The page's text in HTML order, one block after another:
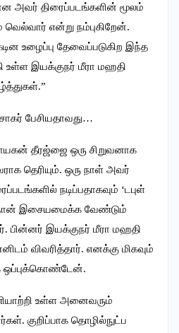
அவர் திரைப்படங்களின் மூலம்
என்று நம்புகிறேன்.
உழைப்பு தேவைப்படுகிற இந்த
உள்ள இயக்குநர் மீரா மஹதி
பேசியதாவது…
தீரஜ்ஜை ஒரு சிறுவனாக
தெரியும். ஒரு நாள் அவர்
நடிப்பதாகவும் ‘டபுள்
நான் இசையமைக்க வேண்டும்
பின்னர் இயக்குநர் மீரா மஹதி
விவரித்தார். எனக்கு மிகவும்
ஒப்புக்கொண்டேன்.
உள்ள அனைவரும்
குறிப்பாக தொழில்நுட்ப